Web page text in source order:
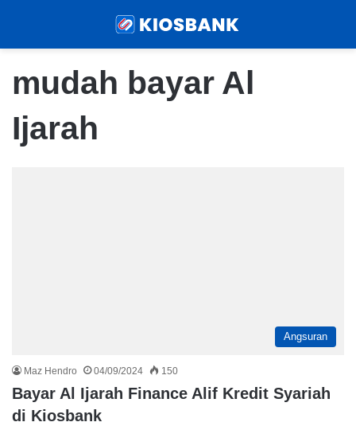
mudah bayar Al
Ijarah
Angsuran
Maz Hendro 04/09/2024 150
Bayar Al Ijarah Finance Alif Kredit Syariah
di Kiosbank